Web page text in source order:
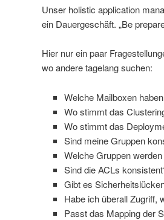
Unser holistic application
ein Dauergeschäft. „Be
Hier nur ein paar
wo andere tagelang suchen:
Welche Mailboxen
Wo stimmt das
Wo stimmt das
Sind meine Gruppen
Welche Gruppen
Sind die ACLs
Gibt es
Habe ich überall Zugriff,
Passt das Mapping der